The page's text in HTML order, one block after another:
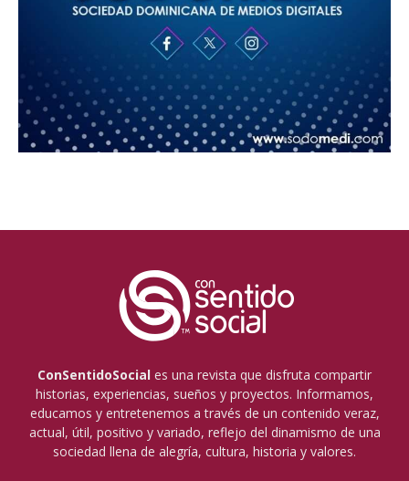
ConSentidoSocial es una revista que disfruta compartir
historias, experiencias, sueños y proyectos. Informamos,
educamos y entretenemos a través de un contenido veraz,
actual, útil, positivo y variado, reflejo del dinamismo de una
sociedad llena de alegría, cultura, historia y valores.